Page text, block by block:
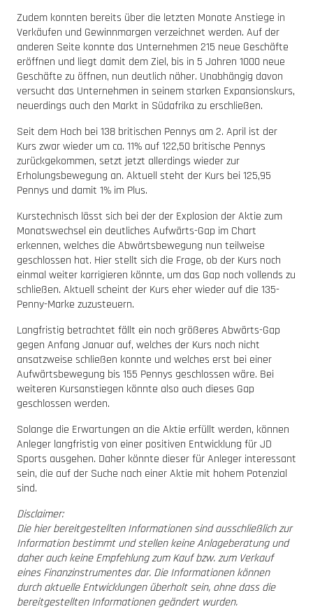
Zudem konnten bereits über die letzten Monate Anstiege in
Verkäufen und Gewinnmargen verzeichnet werden. Auf der
anderen Seite konnte das Unternehmen 215 neue Geschäfte
eröffnen und liegt damit dem Ziel, bis in 5 Jahren 1000 neue
Geschäfte zu öffnen, nun deutlich näher. Unabhängig davon
versucht das Unternehmen in seinem starken Expansionskurs,
neuerdings auch den Markt in Südafrika zu erschließen.
Seit dem Hoch bei 138 britischen Pennys am 2. April ist der
Kurs zwar wieder um ca. 11% auf 122,50 britische Pennys
zurückgekommen, setzt jetzt allerdings wieder zur
Erholungsbewegung an. Aktuell steht der Kurs bei 125,95
Pennys und damit 1% im Plus.
Kurstechnisch lässt sich bei der der Explosion der Aktie zum
Monatswechsel ein deutliches Aufwärts-Gap im Chart
erkennen, welches die Abwärtsbewegung nun teilweise
geschlossen hat. Hier stellt sich die Frage, ob der Kurs noch
einmal weiter korrigieren könnte, um das Gap noch vollends zu
schließen. Aktuell scheint der Kurs eher wieder auf die 135-
Penny-Marke zuzusteuern.
Langfristig betrachtet fällt ein noch größeres Abwärts-Gap
gegen Anfang Januar auf, welches der Kurs noch nicht
ansatzweise schließen konnte und welches erst bei einer
Aufwärtsbewegung bis 155 Pennys geschlossen wäre. Bei
weiteren Kursanstiegen könnte also auch dieses Gap
geschlossen werden.
Solange die Erwartungen an die Aktie erfüllt werden, können
Anleger langfristig von einer positiven Entwicklung für JD
Sports ausgehen. Daher könnte dieser für Anleger interessant
sein, die auf der Suche nach einer Aktie mit hohem Potenzial
sind.
Disclaimer:
Die hier bereitgestellten Informationen sind ausschließlich zur
Information bestimmt und stellen keine Anlageberatung und
daher auch keine Empfehlung zum Kauf bzw. zum Verkauf
eines Finanzinstrumentes dar. Die Informationen können
durch aktuelle Entwicklungen überholt sein, ohne dass die
bereitgestellten Informationen geändert wurden.